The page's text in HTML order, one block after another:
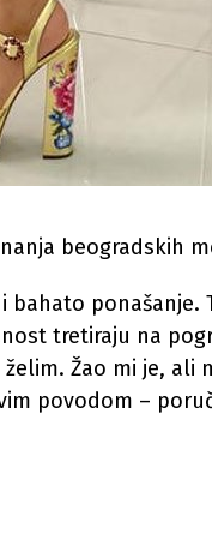
beogradskih
ponašanje.
tretiraju na
Žao mi je, ali
povodom –